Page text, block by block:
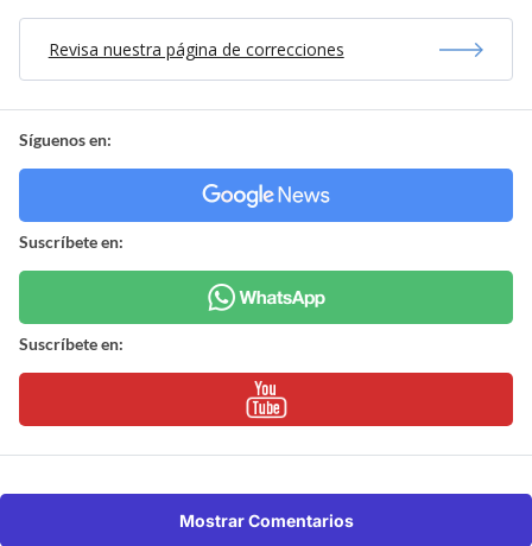
Revisa nuestra página de correcciones
Síguenos en:
Suscríbete en:
Suscríbete en:
Mostrar Comentarios